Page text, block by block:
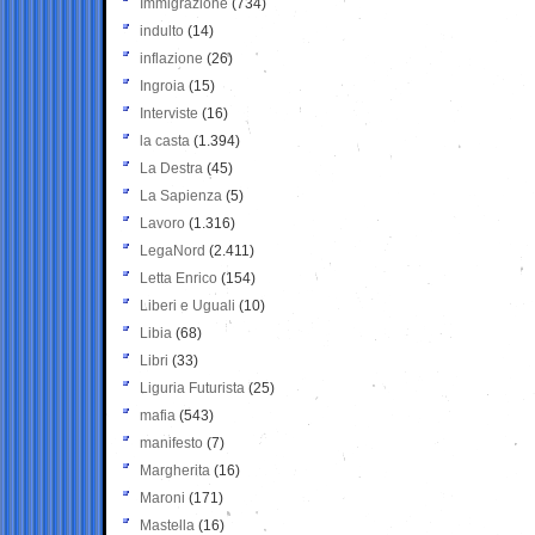
Immigrazione (734)
indulto (14)
inflazione (26)
Ingroia (15)
Interviste (16)
la casta (1.394)
La Destra (45)
La Sapienza (5)
Lavoro (1.316)
LegaNord (2.411)
Letta Enrico (154)
Liberi e Uguali (10)
Libia (68)
Libri (33)
Liguria Futurista (25)
mafia (543)
manifesto (7)
Margherita (16)
Maroni (171)
Mastella (16)